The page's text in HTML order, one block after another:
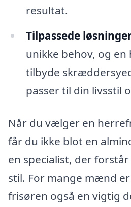
resultat.
Tilpassede
unikke behov, og
tilbyde
passer til din livsstil
Når du vælger en
får du ikke blot en
en specialist, der
stil. For mange mænd
frisøren også en vigtig